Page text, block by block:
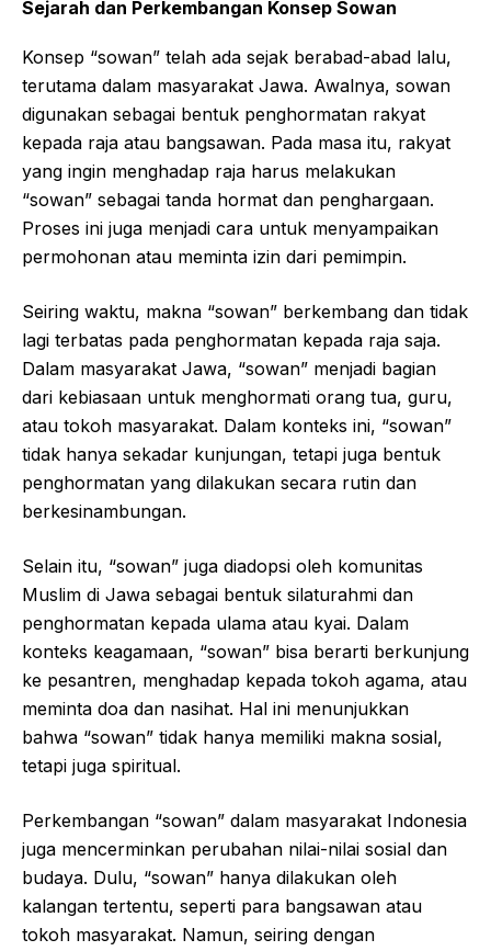
Sejarah dan Perkembangan Konsep Sowan
Konsep “sowan” telah ada sejak berabad-abad lalu,
terutama dalam masyarakat Jawa. Awalnya, sowan
digunakan sebagai bentuk penghormatan rakyat
kepada raja atau bangsawan. Pada masa itu, rakyat
yang ingin menghadap raja harus melakukan
“sowan” sebagai tanda hormat dan penghargaan.
Proses ini juga menjadi cara untuk menyampaikan
permohonan atau meminta izin dari pemimpin.
Seiring waktu, makna “sowan” berkembang dan tidak
lagi terbatas pada penghormatan kepada raja saja.
Dalam masyarakat Jawa, “sowan” menjadi bagian
dari kebiasaan untuk menghormati orang tua, guru,
atau tokoh masyarakat. Dalam konteks ini, “sowan”
tidak hanya sekadar kunjungan, tetapi juga bentuk
penghormatan yang dilakukan secara rutin dan
berkesinambungan.
Selain itu, “sowan” juga diadopsi oleh komunitas
Muslim di Jawa sebagai bentuk silaturahmi dan
penghormatan kepada ulama atau kyai. Dalam
konteks keagamaan, “sowan” bisa berarti berkunjung
ke pesantren, menghadap kepada tokoh agama, atau
meminta doa dan nasihat. Hal ini menunjukkan
bahwa “sowan” tidak hanya memiliki makna sosial,
tetapi juga spiritual.
Perkembangan “sowan” dalam masyarakat Indonesia
juga mencerminkan perubahan nilai-nilai sosial dan
budaya. Dulu, “sowan” hanya dilakukan oleh
kalangan tertentu, seperti para bangsawan atau
tokoh masyarakat. Namun, seiring dengan